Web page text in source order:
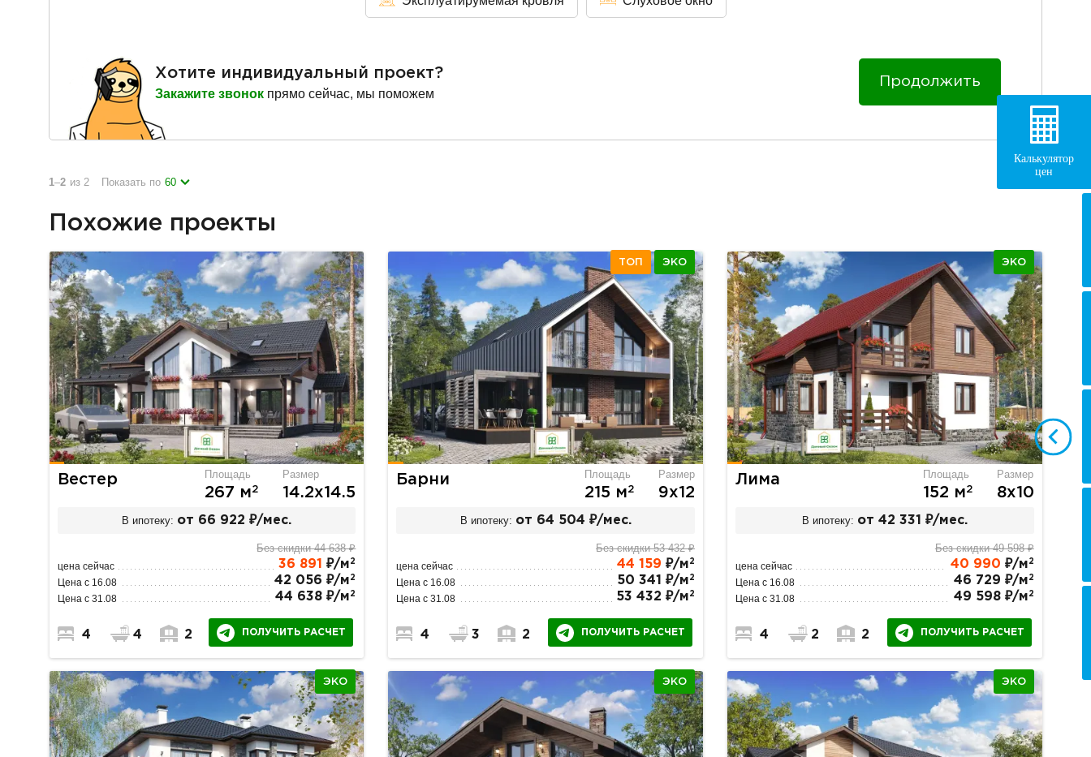
Хотите индивидуальный проект?
Закажите звонок прямо сейчас, мы поможем
Продолжить
1–2 из 2 Показать по 60
Похожие проекты
Вестер Площадь
267 м2
Размер
14.2х14.5
В ипотеку: от 66 922 ₽/мес.
Без скидки 44 638 ₽
цена сейчас 36 891 ₽/м 2
Цена с 16.08 42 056 ₽/м 2
Цена с 31.08 44 638 ₽/м 2
4 4 2 ПОЛУЧИТЬ РАСЧЕТ
ТОП ЭКО
Барни Площадь
215 м2
Размер
9х12
В ипотеку: от 64 504 ₽/мес.
Без скидки 53 432 ₽
цена сейчас 44 159 ₽/м 2
Цена с 16.08 50 341 ₽/м 2
Цена с 31.08 53 432 ₽/м 2
4 3 2 ПОЛУЧИТЬ РАСЧЕТ
ЭКО
Лима Площадь
152 м2
Размер
8х10
В ипотеку: от 42 331 ₽/мес.
Без скидки 49 598 ₽
цена сейчас 40 990 ₽/м 2
Цена с 16.08 46 729 ₽/м 2
Цена с 31.08 49 598 ₽/м 2
4 2 2 ПОЛУЧИТЬ РАСЧЕТ
ЭКО ЭКО ЭКО
Калькулятор
цен